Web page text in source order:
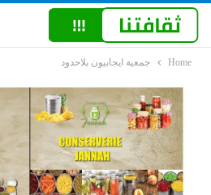
Home جمعية ايجابيون بلاحدود